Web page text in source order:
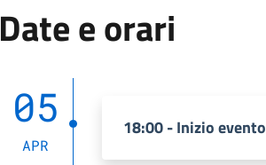
Date e orari
05
APR
18:00 - Inizio evento